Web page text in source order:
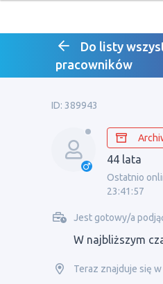
Do listy
pracowników
ID: 389943
44 lata
Ostatnio
23:41:57
Jest gotowy/a
W najbliższym
Teraz znajduje się w